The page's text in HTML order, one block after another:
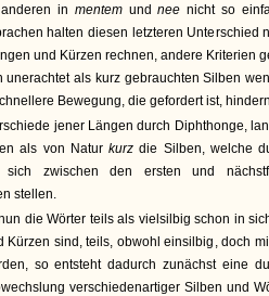
in mentem undneenicht so
halten diesen letzteren Unterschied
und Kürzen rechnen, andere Kriterien
unerachtet als kurz gebrauchten Silben
Bewegung, die gefordert ist,
jener Längen durch Diphthonge,
als von Naturkurzdie Silben, welche
zwischen den ersten und
stellen.
die Wörter teils als vielsilbig schon in
Kürzen sind, teils, obwohl einsilbig, doch
so entsteht dadurch zunächst eine
verschiedenartiger Silben und